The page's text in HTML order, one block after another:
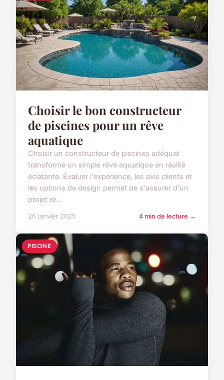
Choisir le bon constructeur
de piscines pour un rêve
aquatique
Choisir un constructeur de piscines adéquat
transforme un simple rêve aquatique en réalité
éclatante. Évaluer l'expérience, les avis clients et
les options de design permet de s'assurer d'un
projet ré...
26 janvier 2025 4 min de lecture →
PISCINE